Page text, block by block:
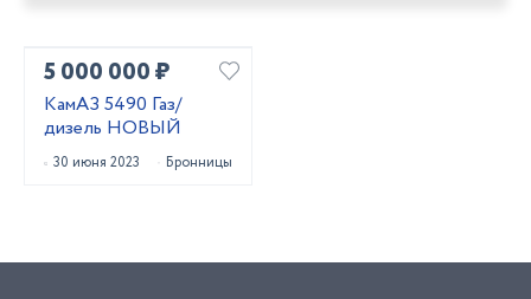
5 000 000 ₽
КамАЗ 5490 Газ/
дизель НОВЫЙ
30 июня 2023 Бронницы